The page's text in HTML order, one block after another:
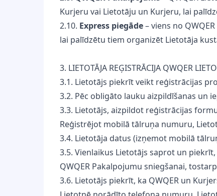
Kurjeru vai Lietotāju un Kurjeru, lai
2.10. Express piegāde– viens no
lai palīdzētu tiem organizēt Lietotāja
3. LIETOTĀJA REĢISTRĀCIJA QWQER
3.1. Lietotājs piekrīt veikt reģistrācijas
3.2. Pēc obligāto lauku aizpildīšanas un
3.3. Lietotājs, aizpildot reģistrācijas
Reģistrējot mobilā tālruņa numuru,
3.4. Lietotāja datus (izņemot mobilā
3.5. Vienlaikus Lietotājs saprot un
QWQER Pakalpojumu sniegšanai,
3.6. Lietotājs piekrīt, ka QWQER un